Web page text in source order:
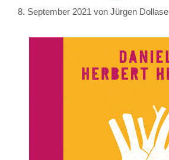
8. September 2021 von Jürgen Dollase